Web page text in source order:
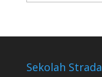
Sekolah Strada